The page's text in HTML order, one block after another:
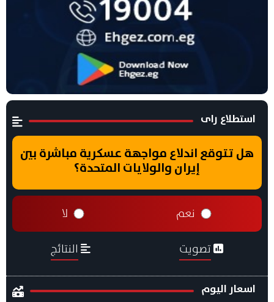
استطلاع راى
هل تتوقع اندلاع مواجهة عسكرية مباشرة بين
إيران والولايات المتحدة؟
نعم لا
تصويت النتائج
اسعار اليوم